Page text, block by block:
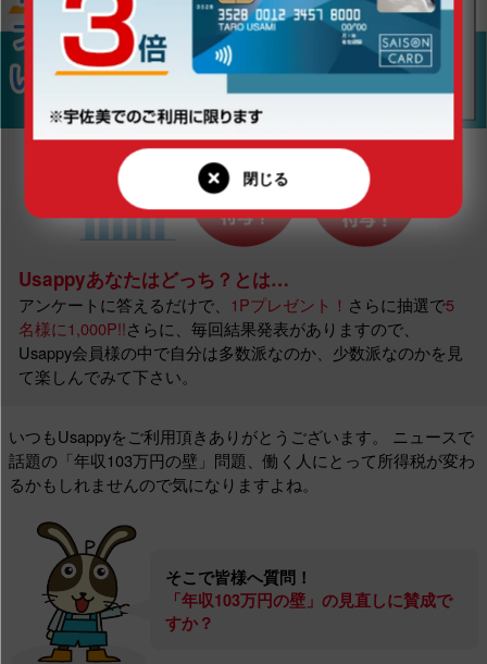
Usappyあなたはどっち？とは…
アンケートに答えるだけで、 1Pプレゼント！ さらに抽選で5
名様に1,000P!!さらに、毎回結果発表がありますので、
Usappy会員様の中で自分は多数派なのか、少数派なのかを見
て楽しんでみて下さい。
いつもUsappyをご利用頂きありがとうございます。
ニュースで
話題の「年収103万円の壁」問題、働く人にとって所得税が変わ
るかもしれませんので気になりますよね。
そこで皆様へ質問！
「年収103万円の壁」の見直しに賛成で
すか？